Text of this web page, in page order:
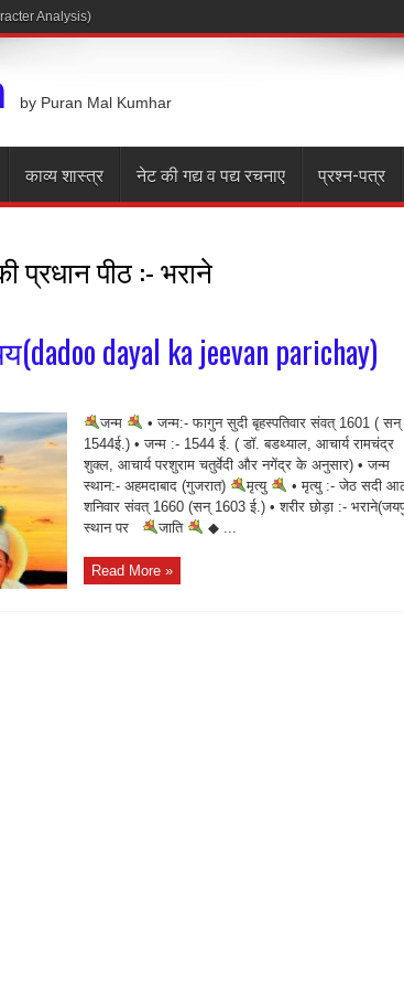
by Puran Mal Kumhar
काव्य शास्त्र नेट की गद्य व पद्य रचनाए प्रश्न-पत्र
प्रधान पीठ :- भराने
dayal ka jeevan parichay)
जन्म
• जन्म:- फागुन सुदी बृहस्पतिवार संवत् 1601 ( सन्
1544ई.) • जन्म :- 1544 ई. ( डॉ. बडथ्याल, आचार्य रामचंद्र
शुक्ल, आचार्य परशुराम चतुर्वेदी और नगेंद्र के अनुसार) • जन्म
स्थान:- अहमदाबाद (गुजरात)
मृत्यु
• मृत्यु :- जेठ सदी
शनिवार संवत् 1660 (सन् 1603 ई.) • शरीर छोड़ा :-
स्थान पर
जाति ◆ ...
Read More »